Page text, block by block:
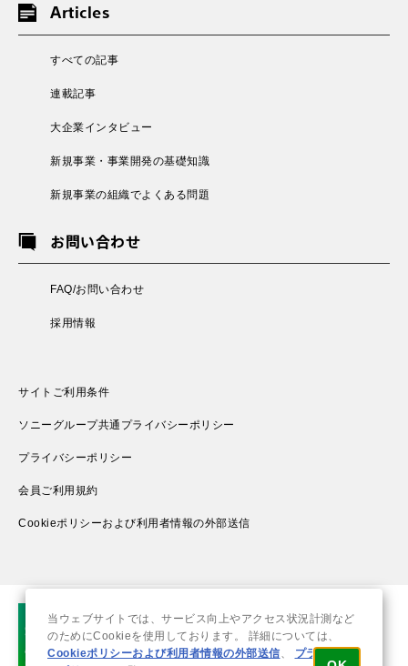
Articles
すべての記事
連載記事
大企業インタビュー
新規事業・事業開発の基礎知識
新規事業の組織でよくある問題
お問い合わせ
FAQ/お問い合わせ
採用情報
サイトご利用条件
ソニーグループ共通プライバシーポリシー
プライバシーポリシー
会員ご利用規約
Cookieポリシーおよび利用者情報の外部送信
当ウェブサイトでは、サービス向上やアクセス状況計測など
のためにCookieを使用しております。 詳細については、
Cookieポリシーおよび利用者情報の外部送信、
プライバシ